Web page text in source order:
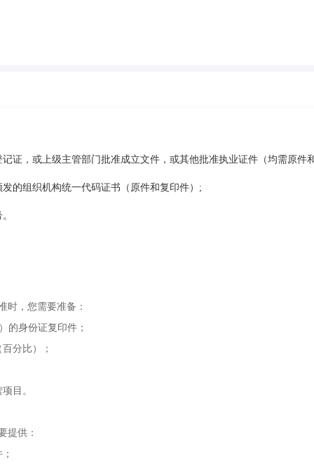
证，或上级主管部门批准成立文件，或其他批准执业证件（均需原件
的组织机构统一代码证书（原件和复印件）;
时，您需要准备：
的身份证复印件；
分比）；
目。
提供：